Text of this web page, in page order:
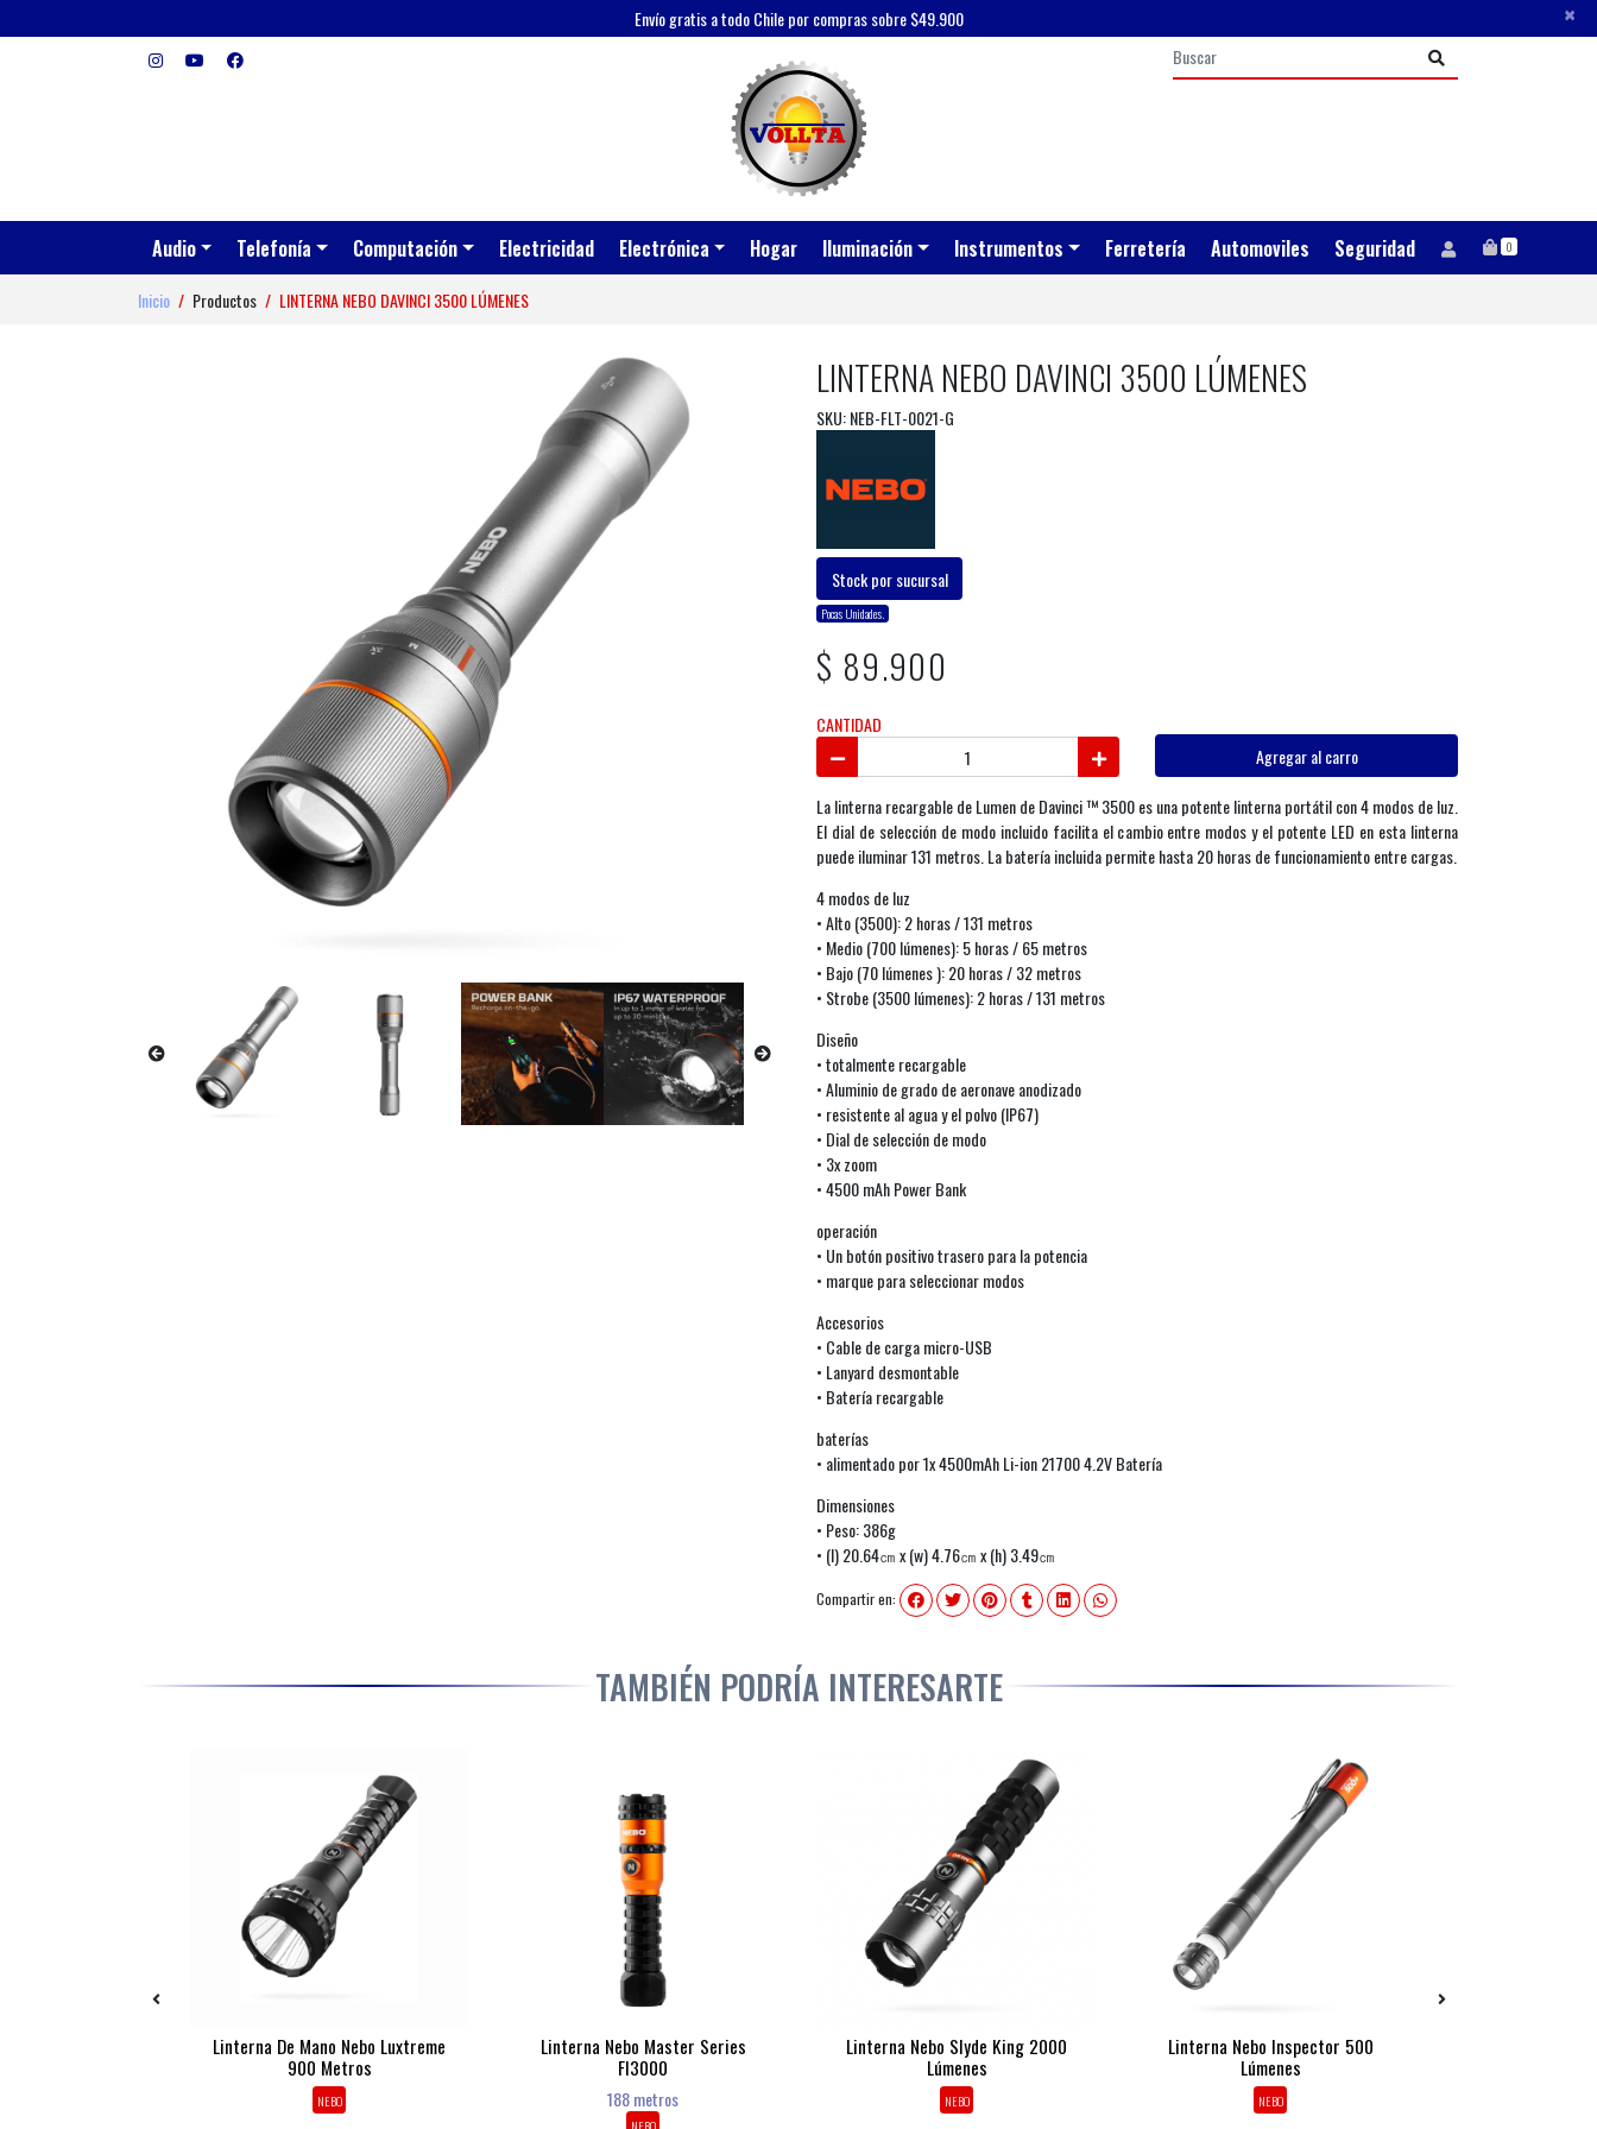
Envío gratis a todo Chile por compras sobre $49.900 ×
Audio Telefonía Computación Electricidad Electrónica Hogar Iluminación Instrumentos Ferretería Automoviles Seguridad 0
Inicio Productos LINTERNA NEBO DAVINCI 3500 LÚMENES
LINTERNA NEBO DAVINCI 3500 LÚMENES
SKU: NEB-FLT-0021-G
Stock por sucursal
Pocas Unidades.
$ 89.900
CANTIDAD
Agregar al carro
La linterna recargable de Lumen de Davinci ™ 3500 es una potente linterna portátil con 4 modos de luz.
El dial de selección de modo incluido facilita el cambio entre modos y el potente LED en esta linterna
puede iluminar 131 metros. La batería incluida permite hasta 20 horas de funcionamiento entre cargas.
4 modos de luz
• Alto (3500): 2 horas / 131 metros
• Medio (700 lúmenes): 5 horas / 65 metros
• Bajo (70 lúmenes ): 20 horas / 32 metros
• Strobe (3500 lúmenes): 2 horas / 131 metros
Diseño
• totalmente recargable
• Aluminio de grado de aeronave anodizado
• resistente al agua y el polvo (IP67)
• Dial de selección de modo
• 3x zoom
• 4500 mAh Power Bank
operación
• Un botón positivo trasero para la potencia
• marque para seleccionar modos
Accesorios
• Cable de carga micro-USB
• Lanyard desmontable
• Batería recargable
baterías
• alimentado por 1x 4500mAh Li-ion 21700 4.2V Batería
Dimensiones
• Peso: 386g
• (l) 20.64㎝ x (w) 4.76㎝ x (h) 3.49㎝
Compartir en:
TAMBIÉN PODRÍA INTERESARTE
Linterna De Mano Nebo Luxtreme
900 Metros
NEBO
Linterna Nebo Master Series
Fl3000
188 metros
NEBO
Linterna Nebo Slyde King 2000
Lúmenes
NEBO
Linterna Nebo Inspector 500
Lúmenes
NEBO